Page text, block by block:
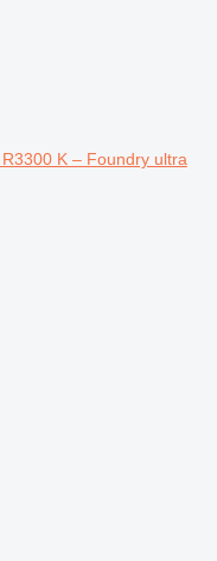
K – Foundry ultra